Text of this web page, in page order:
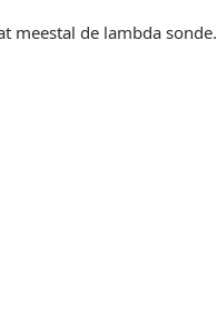
meestal de lambda sonde.